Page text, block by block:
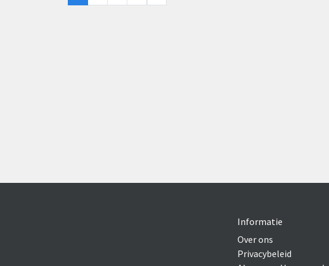
Informatie
Over ons
Privacybeleid